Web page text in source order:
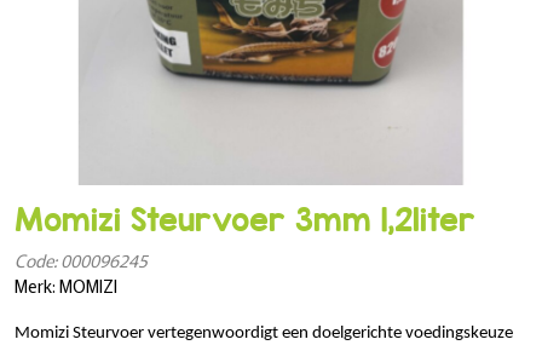
Momizi Steurvoer 3mm 1,2liter
Code: 000096245
Merk: MOMIZI
Momizi Steurvoer vertegenwoordigt een doelgerichte voedingskeuze